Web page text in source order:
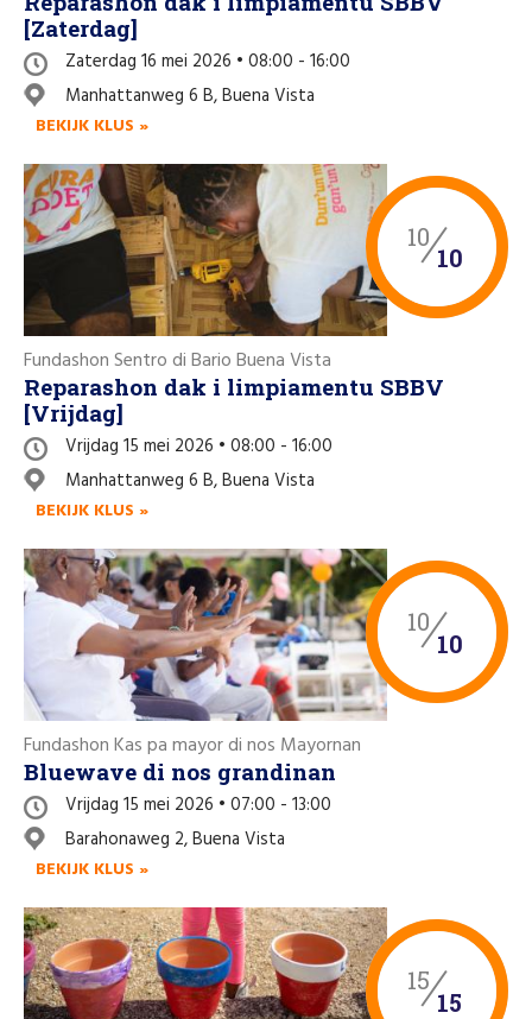
[Zaterdag]
Zaterdag 16 mei 2026 • 08:00 - 16:00
Manhattanweg 6 B, Buena Vista
BEKIJK KLUS »
10
10
Fundashon Sentro di Bario Buena Vista
Reparashon dak i limpiamentu SBBV
[Vrijdag]
Vrijdag 15 mei 2026 • 08:00 - 16:00
Manhattanweg 6 B, Buena Vista
BEKIJK KLUS »
10
10
Fundashon Kas pa mayor di nos Mayornan
Bluewave di nos grandinan
Vrijdag 15 mei 2026 • 07:00 - 13:00
Barahonaweg 2, Buena Vista
BEKIJK KLUS »
15
15